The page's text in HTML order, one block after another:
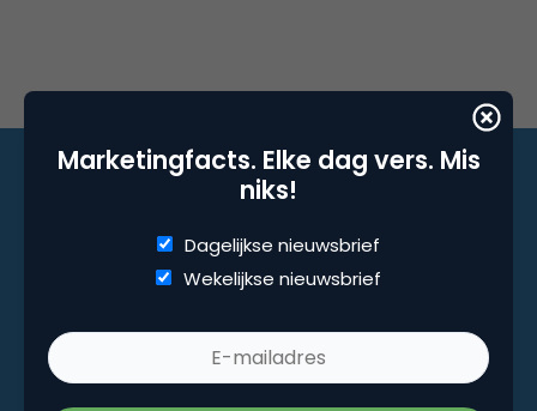
Marketingfacts. Elke dag vers. Mis
niks!
Dagelijkse nieuwsbrief
Wekelijkse nieuwsbrief
Marketingfacts. Elke dag vers. Mis niks!
Dagelijkse nieuwsbrief
Wekelijkse nieuwsbrief